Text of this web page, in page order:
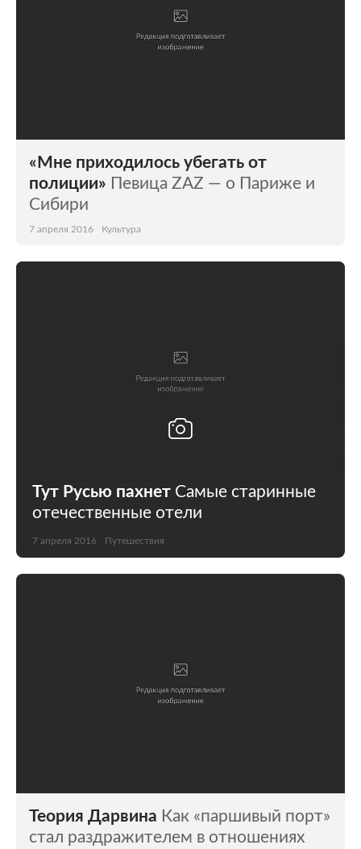
«Мне приходилось убегать от
полиции» Певица ZAZ — о Париже и
Сибири
7 апреля 2016 Культура
Тут Русью пахнет Самые старинные
отечественные отели
7 апреля 2016 Путешествия
Теория Дарвина Как «паршивый порт»
стал раздражителем в отношениях